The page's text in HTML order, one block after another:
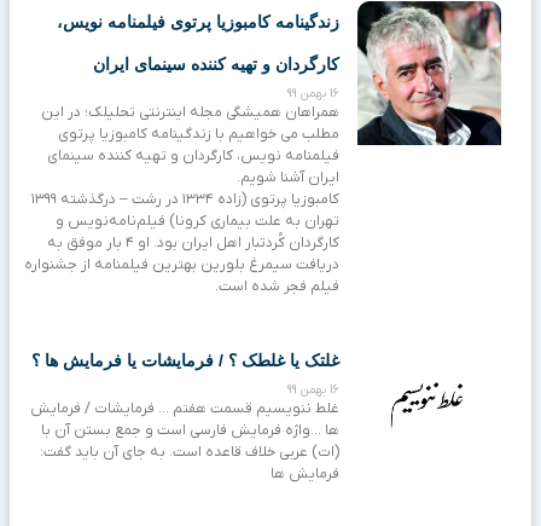
زندگینامه کامبوزیا پرتوی فیلمنامه نویس،
کارگردان و تهیه کننده سینمای ایران
16 بهمن 99
همراهان همیشگی مجله اینترنتی تحلیلک؛ در این
مطلب می خواهیم با زندگینامه کامبوزیا پرتوی
فیلمنامه نویس، کارگردان و تهیه کننده سینمای
ایران آشنا شویم.
کامبوزیا پرتوی (زاده ۱۳۳۴ در رشت – درگذشته ۱۳۹۹
تهران به علت بیماری کرونا) فیلم‌نامه‌نویس و
کارگردان کُردتبار اهل ایران بود. او ۴ بار موفق به
دریافت سیمرغ بلورین بهترین فیلمنامه از جشنواره
فیلم فجر شده ‌است.
غلتک یا غلطک ؟ / فرمایشات یا فرمایش ها ؟
16 بهمن 99
غلط ننویسیم قسمت هفتم … فرمایشات / فرمایش
ها …واژه فرمایش فارسی است و جمع بستن آن با
(ات) عربی خلاف قاعده است. به جای آن باید گفت:
فرمایش ها